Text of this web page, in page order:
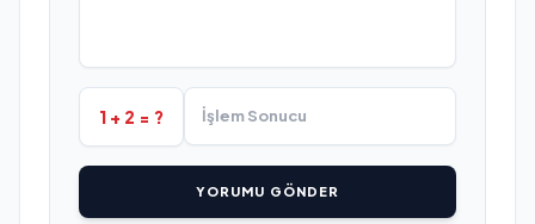
1 + 2 = ?
YORUMU GÖNDER